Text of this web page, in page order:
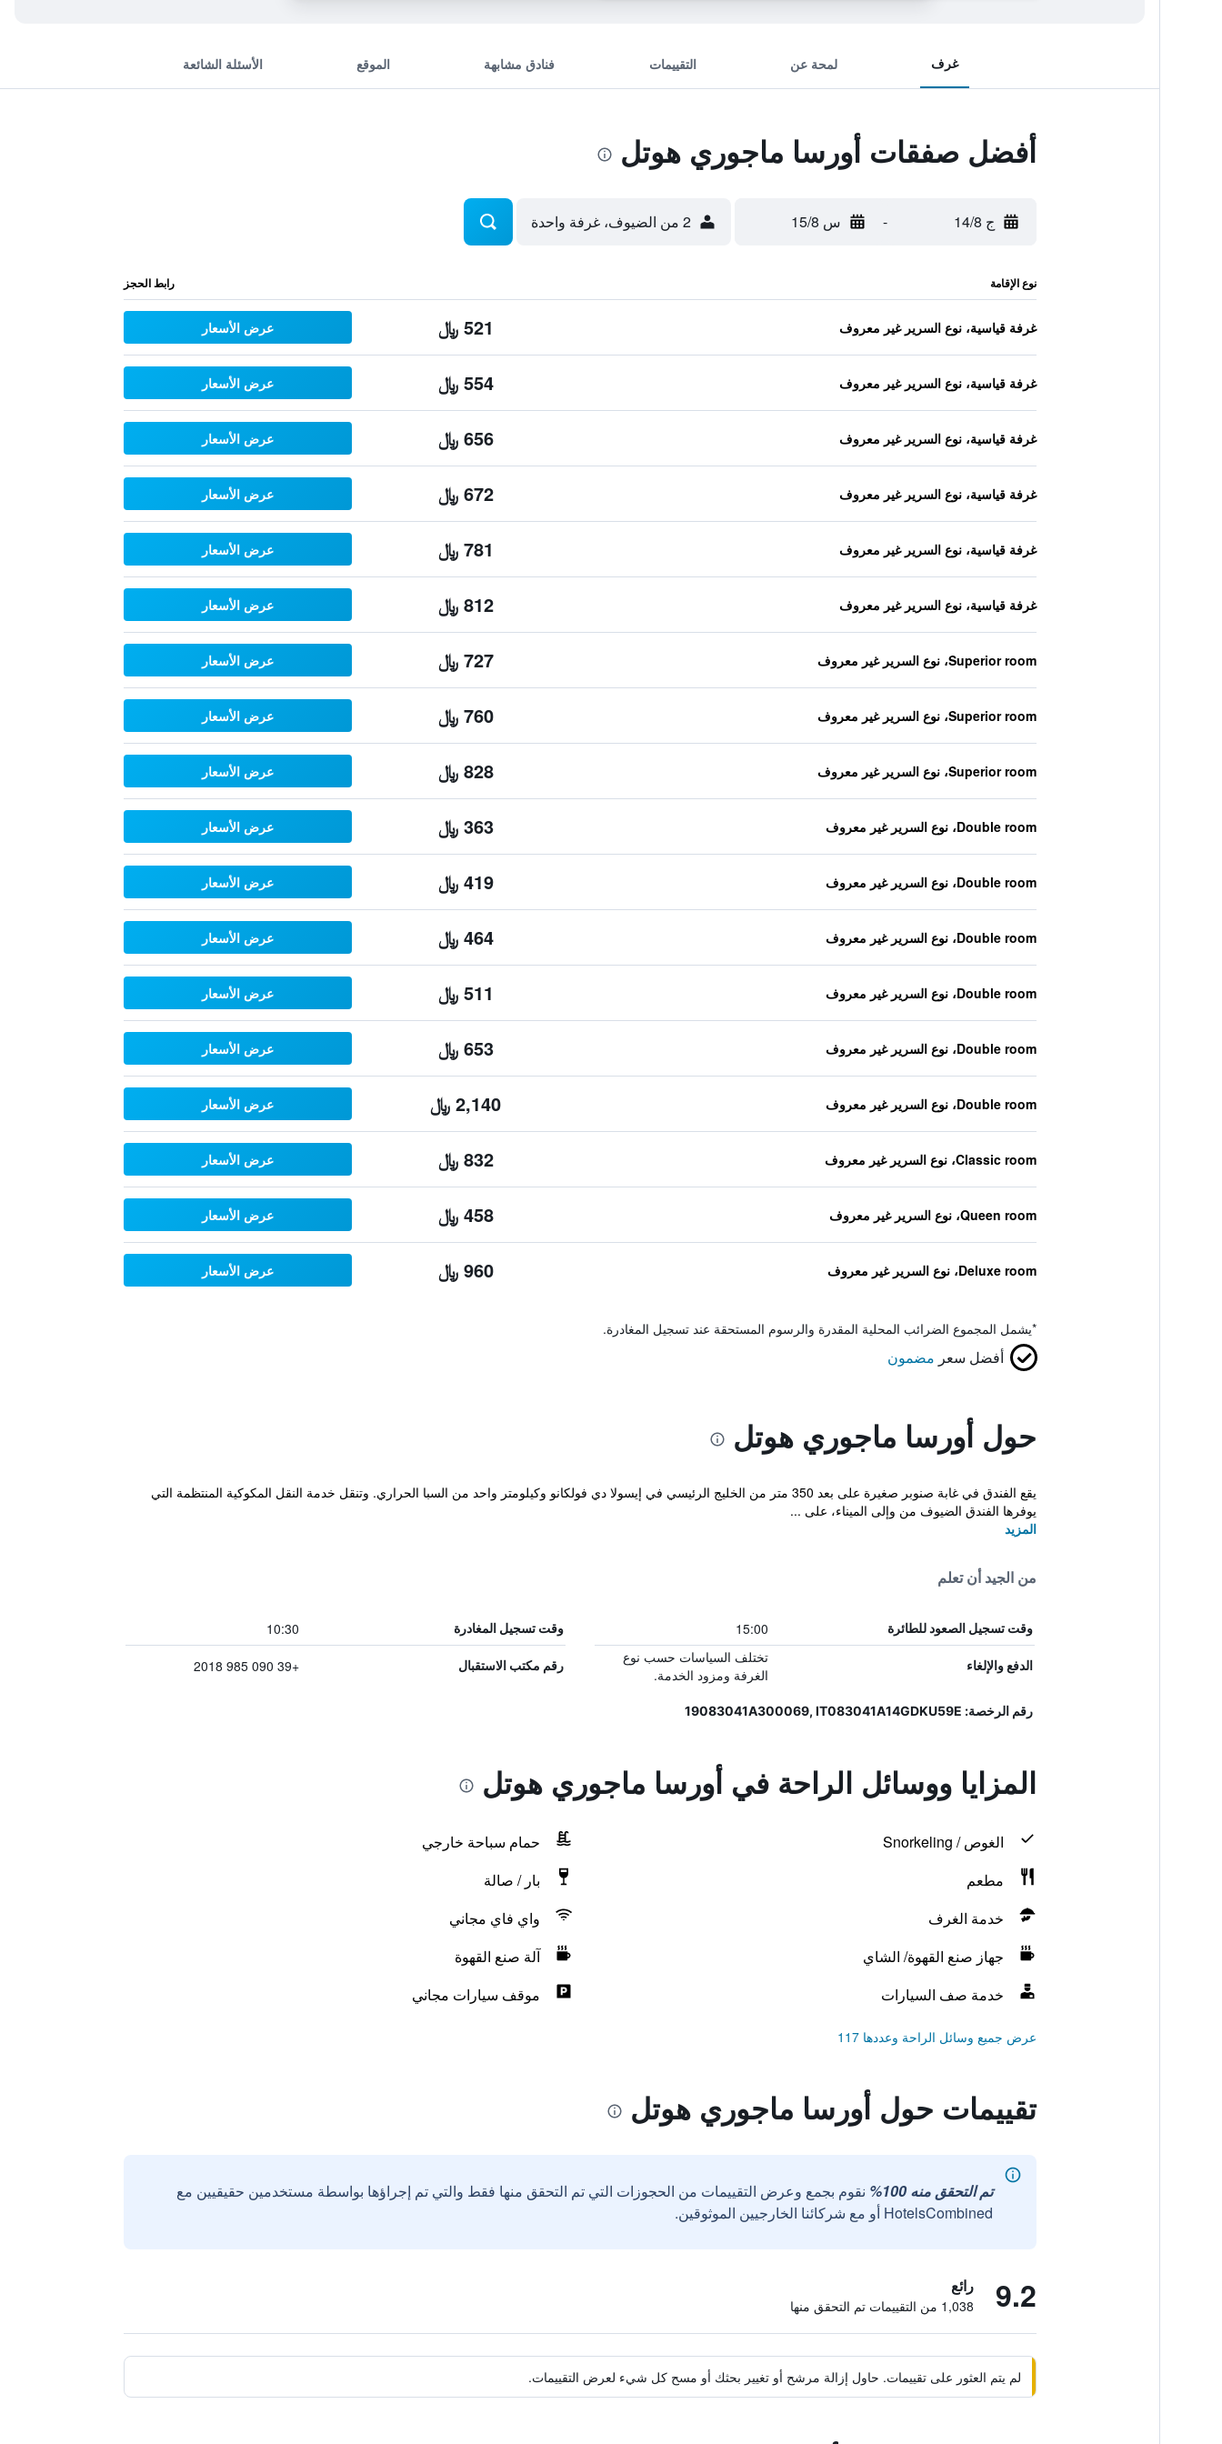
غرف لمحة عن التقييمات فنادق مشابهة الموقع الأسئلة الشائعة
أفضل صفقات أورسا ماجوري هوتل
ج 14/8 - س 15/8 2 من الضيوف، غرفة واحدة
نوع الإقامة رابط الحجز
غرفة قياسية، نوع السرير غير معروف 521 ﷼ عرض الأسعار
غرفة قياسية، نوع السرير غير معروف 554 ﷼ عرض الأسعار
غرفة قياسية، نوع السرير غير معروف 656 ﷼ عرض الأسعار
غرفة قياسية، نوع السرير غير معروف 672 ﷼ عرض الأسعار
غرفة قياسية، نوع السرير غير معروف 781 ﷼ عرض الأسعار
غرفة قياسية، نوع السرير غير معروف 812 ﷼ عرض الأسعار
Superior room، نوع السرير غير معروف 727 ﷼ عرض الأسعار
Superior room، نوع السرير غير معروف 760 ﷼ عرض الأسعار
Superior room، نوع السرير غير معروف 828 ﷼ عرض الأسعار
Double room، نوع السرير غير معروف 363 ﷼ عرض الأسعار
Double room، نوع السرير غير معروف 419 ﷼ عرض الأسعار
Double room، نوع السرير غير معروف 464 ﷼ عرض الأسعار
Double room، نوع السرير غير معروف 511 ﷼ عرض الأسعار
Double room، نوع السرير غير معروف 653 ﷼ عرض الأسعار
Double room، نوع السرير غير معروف 2,140 ﷼ عرض الأسعار
Classic room، نوع السرير غير معروف 832 ﷼ عرض الأسعار
Queen room، نوع السرير غير معروف 458 ﷼ عرض الأسعار
Deluxe room، نوع السرير غير معروف 960 ﷼ عرض الأسعار
*يشمل المجموع الضرائب المحلية المقدرة والرسوم المستحقة عند تسجيل المغادرة.
أفضل سعر مضمون
حول أورسا ماجوري هوتل
يقع الفندق في غابة صنوبر صغيرة على بعد 350 متر من الخليج الرئيسي في إيسولا دي فولكانو وكيلومتر واحد من السبا الحراري. وتنقل خدمة النقل المكوكية المنتظمة التي
يوفرها الفندق الضيوف من وإلى الميناء، على ...
المزيد
من الجيد أن تعلم
وقت تسجيل الصعود للطائرة 15:00 وقت تسجيل المغادرة 10:30
الدفع والإلغاء
تختلف السياسات حسب نوع
الغرفة ومزود الخدمة.
رقم مكتب الاستقبال +39 090 985 2018
رقم الرخصة: 19083041A300069, IT083041A14GDKU59E
المزايا ووسائل الراحة في أورسا ماجوري هوتل
الغوص / Snorkeling
حمام سباحة خارجي
مطعم
بار / صالة
خدمة الغرف
واي فاي مجاني
جهاز صنع القهوة/ الشاي
آلة صنع القهوة
خدمة صف السيارات
موقف سيارات مجاني
عرض جميع وسائل الراحة وعددها 117
تقييمات حول أورسا ماجوري هوتل
تم التحقق منه 100%
نقوم بجمع وعرض التقييمات من الحجوزات التي تم التحقق منها فقط والتي تم إجراؤها بواسطة مستخدمين حقيقيين مع
HotelsCombined أو مع شركائنا الخارجيين الموثوقين.
9.2 رائع
1,038 من التقييمات تم التحقق منها
لم يتم العثور على تقييمات. حاول إزالة مرشح أو تغيير بحثك أو مسح كل شيء لعرض التقييمات.